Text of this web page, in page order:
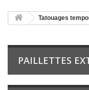
Tatouages
PAILLETTES